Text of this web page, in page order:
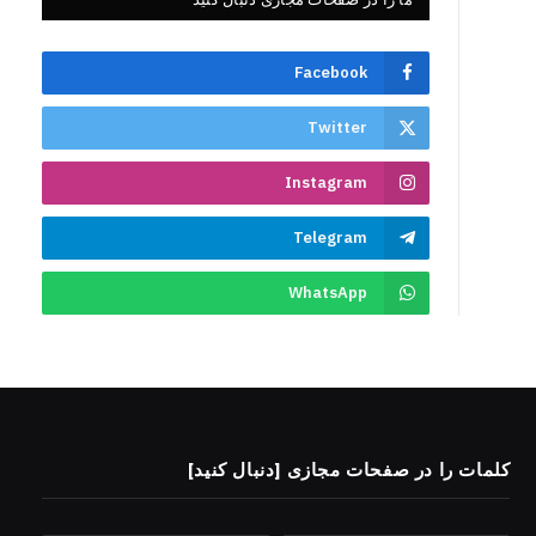
Facebook
Twitter
Instagram
Telegram
WhatsApp
کلمات را در صفحات مجازی [دنبال کنید]